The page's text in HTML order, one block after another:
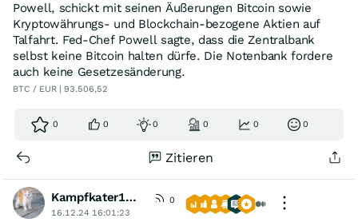
Powell, schickt mit seinen Äußerungen Bitcoin sowie
Kryptowährungs- und Blockchain-bezogene Aktien auf
Talfahrt. Fed-Chef Powell sagte, dass die Zentralbank
selbst keine Bitcoin halten dürfe. Die Notenbank fordere
auch keine Gesetzesänderung.
BTC / EUR | 93.506,52
0 0 0 0 0 0
Zitieren
Kampfkater1969
0
16.12.24 16:01:23